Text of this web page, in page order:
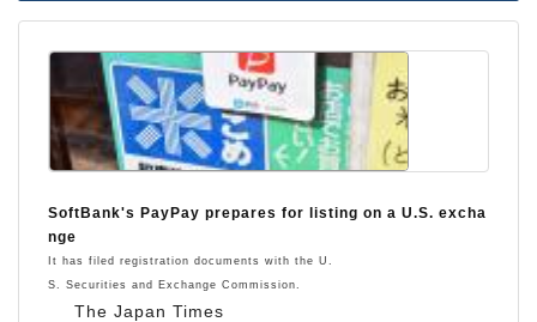
The Japan Times
SoftBank's PayPay prepares for listing on a U.S. excha
nge
It has filed registration documents with the U.
S. Securities and Exchange Commission.